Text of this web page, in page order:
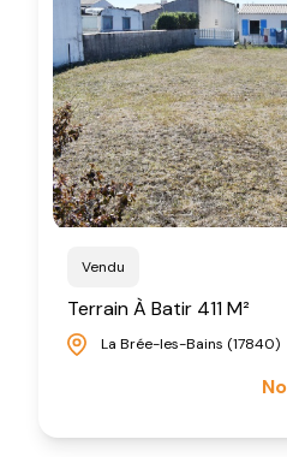
Vendu
Terrain À Batir 411 M²
La Brée-les-Bains (17840)